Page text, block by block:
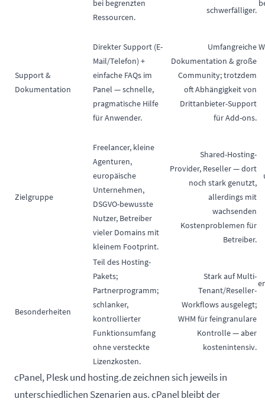
bei begrenzten
Ressourcen.
schwerfälliger.
Support &
Dokumentation
Direkter Support (E-
Mail/Telefon) +
einfache FAQs im
Panel — schnelle,
pragmatische Hilfe
für Anwender.
Umfangreiche
Dokumentation & große
Community; trotzdem
oft Abhängigkeit von
Drittanbieter-Support
für Add-ons.
Zielgruppe
Freelancer, kleine
Agenturen,
europäische
Unternehmen,
DSGVO-bewusste
Nutzer, Betreiber
vieler Domains mit
kleinem Footprint.
Shared-Hosting-
Provider, Reseller — dort
noch stark genutzt,
allerdings mit
wachsenden
Kostenproblemen für
Betreiber.
Besonderheiten
Teil des Hosting-
Pakets;
Partnerprogramm;
schlanker,
kontrollierter
Funktionsumfang
ohne versteckte
Lizenzkosten.
Stark auf Multi-
Tenant/Reseller-
Workflows ausgelegt;
WHM für feingranulare
Kontrolle — aber
kostenintensiv.
cPanel, Plesk und hosting.de zeichnen sich jeweils in
unterschiedlichen Szenarien aus. cPanel bleibt der